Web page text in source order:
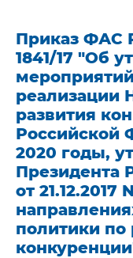
Приказ ФАС
1841/17 "Об
реализации
развития
Российской
2020 годы,
Президента
от
политики по